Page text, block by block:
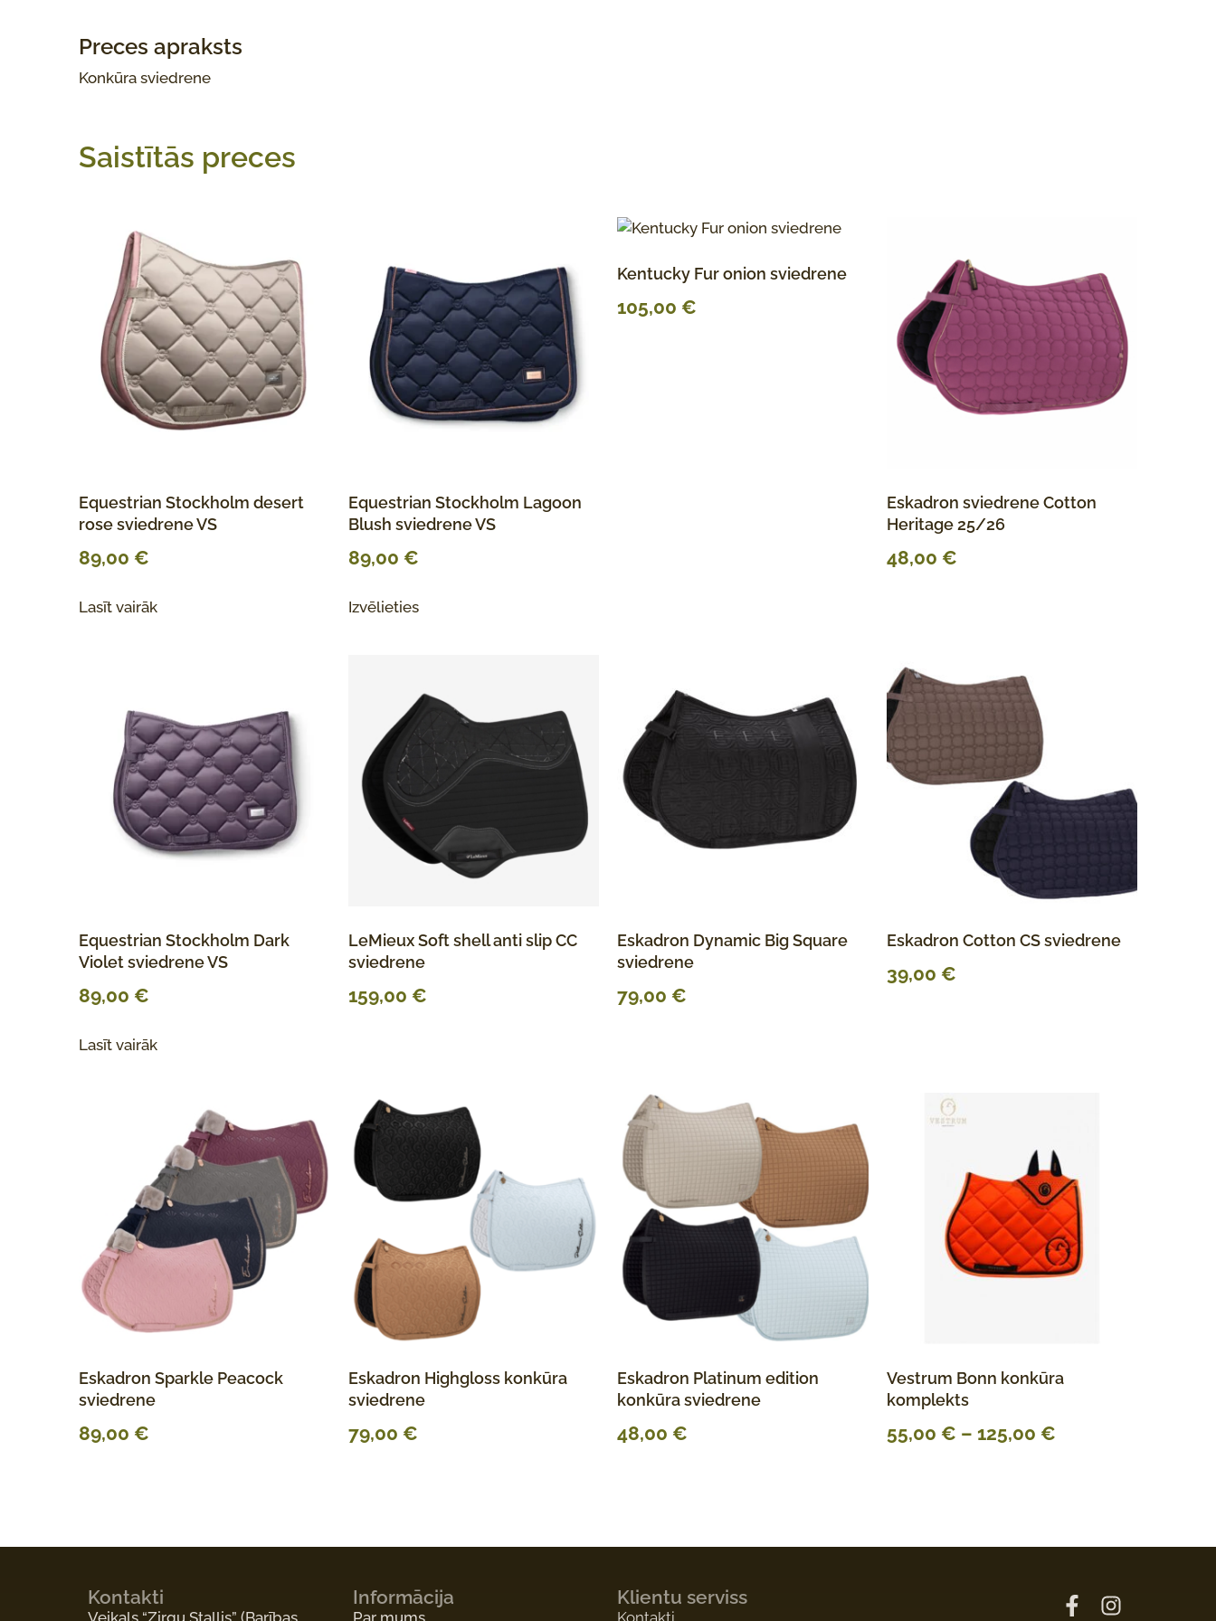
Preces apraksts
Konkūra sviedrene
Saistītās preces
Equestrian Stockholm desert
rose sviedrene VS
89,00 €
Lasīt vairāk
Equestrian Stockholm Lagoon
Blush sviedrene VS
89,00 €
Izvēlieties
Kentucky Fur onion sviedrene
105,00 €
Eskadron sviedrene Cotton
Heritage 25/26
48,00 €
Equestrian Stockholm Dark
Violet sviedrene VS
89,00 €
Lasīt vairāk
LeMieux Soft shell anti slip CC
sviedrene
159,00 €
Eskadron Dynamic Big Square
sviedrene
79,00 €
Eskadron Cotton CS sviedrene
39,00 €
Eskadron Sparkle Peacock
sviedrene
89,00 €
Eskadron Highgloss konkūra
sviedrene
79,00 €
Eskadron Platinum edition
konkūra sviedrene
48,00 €
Vestrum Bonn konkūra
komplekts
55,00 € – 125,00 €
Kontakti Informācija Klientu serviss